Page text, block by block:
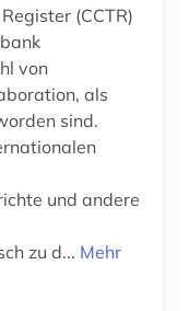
(CCTR)
von
als
sind.
und andere
zu d... Mehr